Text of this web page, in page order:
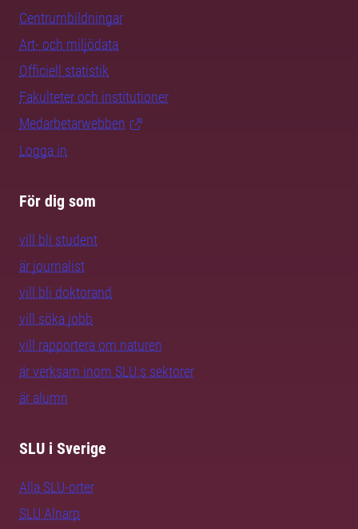
Centrumbildningar
Art- och miljödata
Officiell statistik
Fakulteter och institutioner
Medarbetarwebben
Logga in
För dig som
vill bli student
är journalist
vill bli doktorand
vill söka jobb
vill rapportera om naturen
är verksam inom SLU:s sektorer
är alumn
SLU i Sverige
Alla SLU-orter
SLU Alnarp